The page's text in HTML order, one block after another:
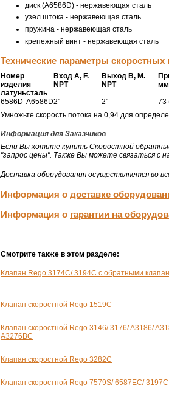
диск (А6586D) - нержавеющая сталь
узел штока - нержавеющая сталь
пружина - нержавеющая сталь
крепежный винт - нержавеющая сталь
Технические параметры скоростных
Номер
изделия
Вход А, F.
NPT
Выход В, M.
NPT
мм
латуньсталь
6586D A6586D2" 2" 73
Умножьте скорость потока на 0,94 для
Информация для Заказчиков
Если Вы хотите купить Скоростной
"запрос цены". Также Вы можете связаться с
Доставка оборудования осуществляется во
Информация о доставке
Информация о гарантии на
Смотрите также в этом разделе:
Клапан Rego 3174С/ 3194С с обратными
Клапан скоростной Rego 1519C
Клапан скоростной Rego 3146/ 3176/ A3186/
A3276BC
Клапан скоростной Rego 3282C
Клапан скоростной Rego 7579S/ 6587EC/ 3197C